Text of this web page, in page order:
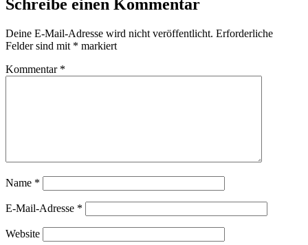
Schreibe einen Kommentar
Deine E-Mail-Adresse wird nicht veröffentlicht. Erforderliche
Felder sind mit * markiert
Kommentar *
Name *
E-Mail-Adresse *
Website